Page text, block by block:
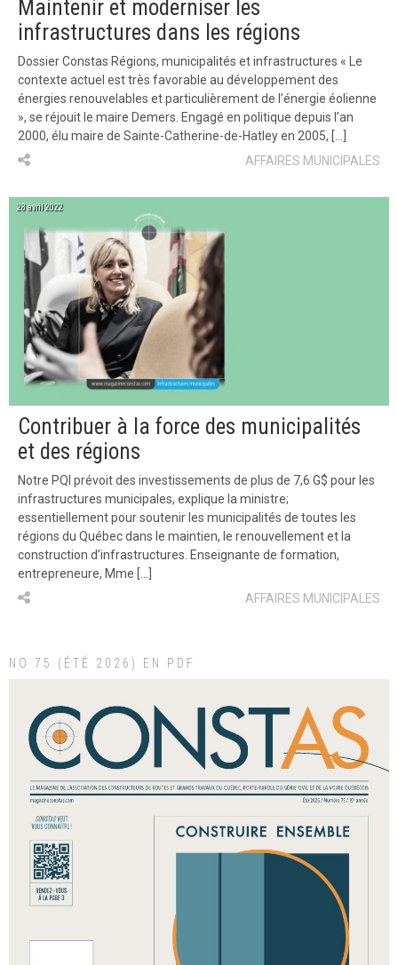
Maintenir et moderniser les
infrastructures dans les régions
Dossier Constas Régions, municipalités et infrastructures « Le
contexte actuel est très favorable au développement des
énergies renouvelables et particulièrement de l’énergie éolienne
», se réjouit le maire Demers. Engagé en politique depuis l’an
2000, élu maire de Sainte-Catherine-de-Hatley en 2005, […]
AFFAIRES MUNICIPALES
28 avril 2022
Contribuer à la force des municipalités
et des régions
Notre PQI prévoit des investissements de plus de 7,6 G$ pour les
infrastructures municipales, explique la ministre;
essentiellement pour soutenir les municipalités de toutes les
régions du Québec dans le maintien, le renouvellement et la
construction d’infrastructures. Enseignante de formation,
entrepreneure, Mme […]
AFFAIRES MUNICIPALES
NO 75 (ÉTÉ 2026) EN PDF